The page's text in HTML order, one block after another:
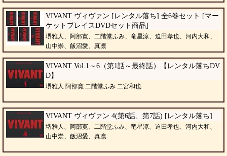
VIVANT ヴィヴァン [レンタル落ち] 全6巻セット [マー
ケットプレイスDVDセット商品]
堺雅人、阿部寛、二階堂ふみ、竜星涼、迫田孝也、河内大和、
山中崇、飯沼愛、真凛
VIVANT Vol.1～6（第1話～最終話）【レンタル落ちDV
D】
堺雅人 阿部寛 二階堂ふみ 二宮和也
VIVANT ヴィヴァン 4(第6話、第7話) [レンタル落ち]
堺雅人、阿部寛、二階堂ふみ、竜星涼、迫田孝也、河内大和、
山中崇、飯沼愛、真凛